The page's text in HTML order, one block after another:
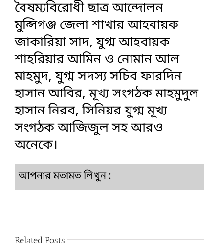
বৈষম্যবিরোধী ছাত্র আন্দোলন
মুন্সিগঞ্জ জেলা শাখার আহবায়ক
জাকারিয়া সাদ, যুগ্ম আহবায়ক
শাহরিয়ার আমিন ও নোমান আল
মাহমুদ, যুগ্ম সদস্য সচিব ফারদিন
হাসান আবির, মূখ্য সংগঠক মাহমুদুল
হাসান নিরব, সিনিয়র যুগ্ম মূখ্য
সংগঠক আজিজুল সহ আরও
অনেকে।
আপনার মতামত লিখুন :
Related Posts